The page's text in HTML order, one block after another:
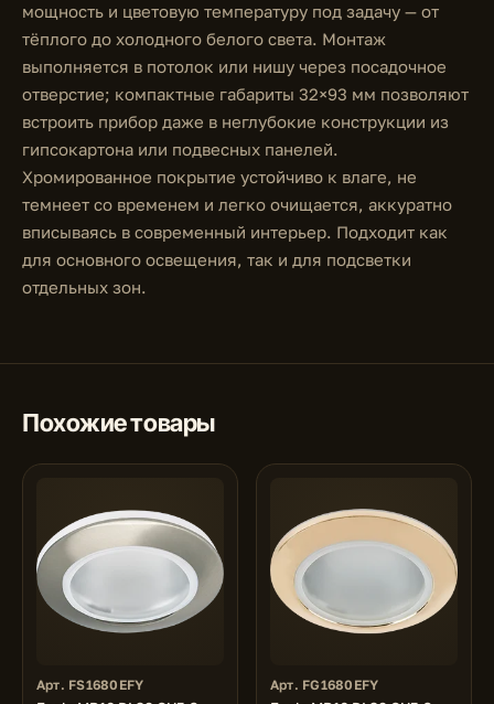
мощность и цветовую температуру под задачу — от
тёплого до холодного белого света. Монтаж
выполняется в потолок или нишу через посадочное
отверстие; компактные габариты 32×93 мм позволяют
встроить прибор даже в неглубокие конструкции из
гипсокартона или подвесных панелей.
Хромированное покрытие устойчиво к влаге, не
темнеет со временем и легко очищается, аккуратно
вписываясь в современный интерьер. Подходит как
для основного освещения, так и для подсветки
отдельных зон.
Похожие товары
Арт. FS1680EFY Арт. FG1680EFY